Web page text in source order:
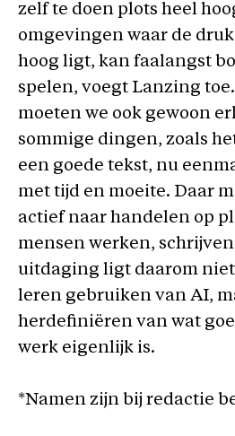
zelf te doen plots heel
omgevingen waar de
hoog ligt, kan faalangst
spelen, voegt Lanzing
moeten we ook gewoon
sommige dingen, zoals
een goede tekst, nu
met tijd en moeite. Daar
actief naar handelen op
mensen werken,
uitdaging ligt daarom
leren gebruiken van AI,
herdefiniëren van wat
werk eigenlijk is.
*Namen zijn bij redactie